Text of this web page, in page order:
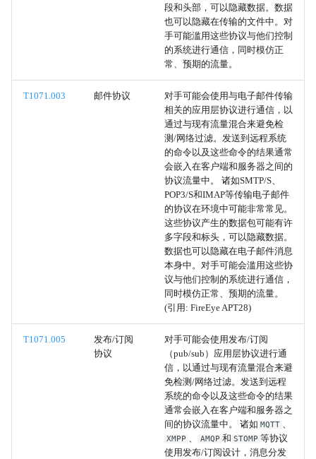
匹配合法名称或位置
登录脚本（Windows）
段和头部，可以隐藏数据。数据
也可以隐藏在传输的文件中。对
手可能滥用这些协议与他们控制
的系统进行通信，同时模仿正
常、预期的流量。
T1071.003 邮件协议
对手可能会使用与电子邮件传输
相关的应用层协议进行通信，以
通过与现有流量混合来避免检
测/网络过滤。发送到远程系统
的命令以及这些命令的结果通常
会嵌入在客户端和服务器之间的
协议流量中。 诸如SMTP/S、
POP3/S和IMAP等传输电子邮件
的协议在环境中可能非常常见。
这些协议产生的数据包可能有许
多字段和标头，可以隐藏数据。
数据也可以隐藏在电子邮件消息
本身中。对手可能会滥用这些协
议与他们控制的系统进行通信，
同时模仿正常、预期的流量。
(引用: FireEye APT28)
T1071.005
发布/订阅
协议
对手可能会使用发布/订阅
（pub/sub）应用层协议进行通
信，以通过与现有流量混合来避
免检测/网络过滤。发送到远程
系统的命令以及这些命令的结果
通常会嵌入在客户端和服务器之
间的协议流量中。 诸如 MQTT 、
XMPP 、 AMQP 和 STOMP 等协议
使用发布/订阅设计，消息分发